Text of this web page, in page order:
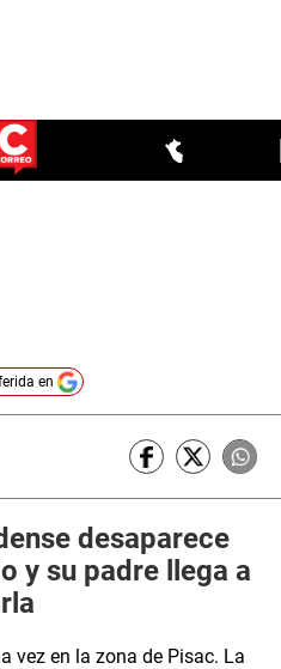
en
desaparece
y su padre llega a
vez en la zona de Pisac. La